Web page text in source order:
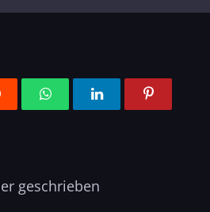
geschrieben